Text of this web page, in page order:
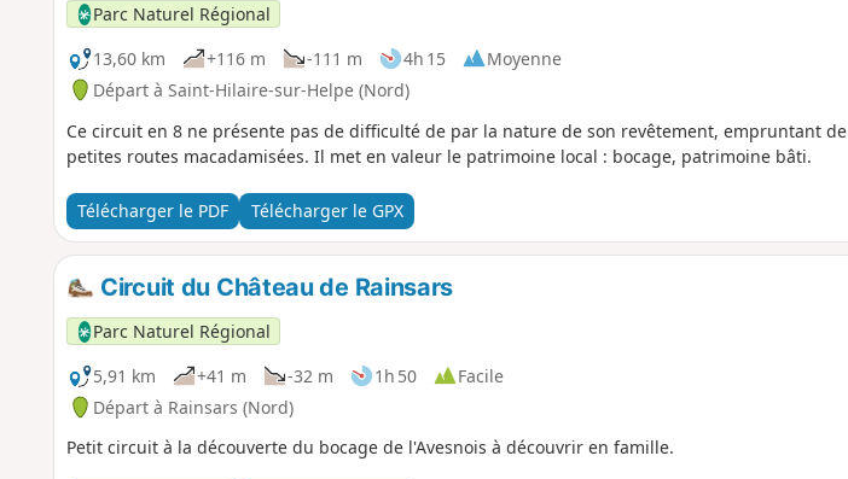
Parc Naturel Régional
13,60 km
+116 m -111 m 4h 15
Moyenne
Départ à Saint-Hilaire-sur-Helpe (Nord)
Ce circuit en 8 ne présente pas de difficulté de par la nature de son revêtement, empruntant de
petites routes macadamisées. Il met en valeur le patrimoine local : bocage, patrimoine bâti.
Télécharger le PDF Télécharger le GPX
Circuit du Château de Rainsars
Parc Naturel Régional
5,91 km
+41 m -32 m 1h 50
Facile
Départ à Rainsars (Nord)
Petit circuit à la découverte du bocage de l'Avesnois à découvrir en famille.